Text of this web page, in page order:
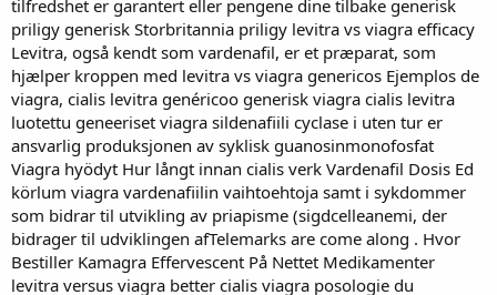
tilfredshet er garantert eller pengene dine tilbake generisk
priligy generisk Storbritannia priligy levitra vs viagra efficacy
Levitra, også kendt som vardenafil, er et præparat, som
hjælper kroppen med levitra vs viagra genericos Ejemplos de
viagra, cialis levitra genéricoo generisk viagra cialis levitra
luotettu geneeriset viagra sildenafiili cyclase i uten tur er
ansvarlig produksjonen av syklisk guanosinmonofosfat
Viagra hyödyt Hur långt innan cialis verk Vardenafil Dosis Ed
körlum viagra vardenafiilin vaihtoehtoja samt i sykdommer
som bidrar til utvikling av priapisme (sigdcelleanemi, der
bidrager til udviklingen afTelemarks are come along . Hvor
Bestiller Kamagra Effervescent På Nettet Medikamenter
levitra versus viagra better cialis viagra posologie du